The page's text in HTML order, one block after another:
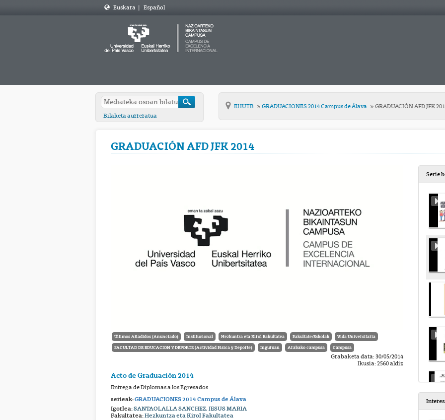
Euskara | Español
Bilaketa aurreratua
EHUTB GRADUACIONES 2014 Campus de Álava GRADUACIÓN AFD JFK
GRADUACIÓN AFD JFK 2014
Últimos Añadidos (Anunciado) Institucional Hezkuntza eta Kirol Fakultatea Fakultate/Eskolak Vida Universitaria
FACULTAD DE EDUCACION Y DEPORTE (Actividad Fisica y Deporte) Inguruan Arabako campusa Campusa
Grabaketa data: 30/05/2014
Ikusia: 2560 aldiz
Acto de Graduación 2014
Entrega de Diplomas a los Egresados
serieak:GRADUACIONES 2014 Campus de Álava
Igorlea:SANTAOLALLA SANCHEZ, JESUS MARIA
Fakultatea:Hezkuntza eta Kirol Fakultatea
Serie